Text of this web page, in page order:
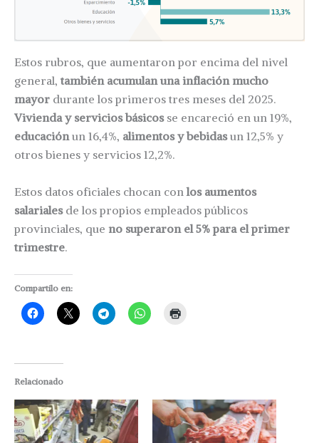
Estos rubros, que aumentaron por encima del nivel
general, también acumulan una inflación mucho
mayor durante los primeros tres meses del 2025.
Vivienda y servicios básicosse encareció en un 19%,
educaciónun 16,4%, alimentos y bebidasun 12,5% y
otros bienes y servicios 12,2%.
Estos datos oficiales chocan conlos aumentos
salariales de los propios empleados públicos
provinciales, que no superaron el 5% para el primer
trimestre.
Compartilo en:
Relacionado